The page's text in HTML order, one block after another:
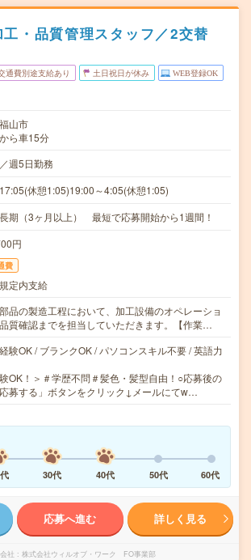
・品質管理スタッフ／2交替
通費別途支給あり 土日祝日が休み WEB登録OK
山市
ら車15分
週5日勤務
休憩1:05)19:00～4:05(休憩1:05)
期（3ヶ月以上） 最短で応募開始から1週間！
円
費
定内支給
品の製造工程において、加工設備のオペレーショ
質確認までを担当していただきます。【作業…
験OK / ブランクOK / パソコンスキル不要 / 英語力
OK！＞＃学歴不問＃髪色・髪型自由！○応募後の
募する」ボタンをクリック↓メールにてw…
30代 40代 50代 60代
応募へ進む 詳しく見る
社 株式会社ウィルオブ・ワーク FO事業部